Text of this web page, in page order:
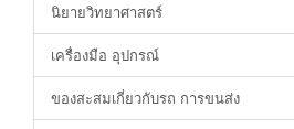
นิยายวิทยาศาสตร์
เครื่องมือ อุปกรณ์
ของสะสมเกี่ยวกับรถ การขนส่ง